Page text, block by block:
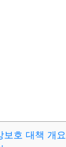
보호 대책 개요